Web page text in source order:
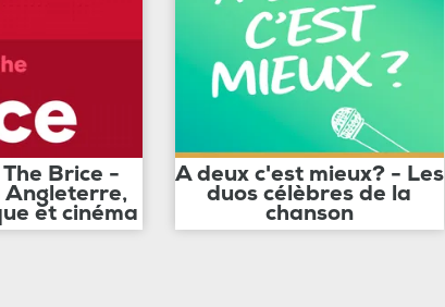
Brice -
Angleterre,
et cinéma
A deux c'est mieux? - Les
duos célèbres de la
chanson